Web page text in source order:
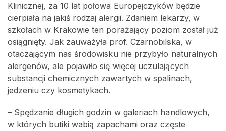
Klinicznej, za 10 lat połowa Europejczyków będzie
cierpiała na jakiś rodzaj alergii. Zdaniem lekarzy, w
szkołach w Krakowie ten porażający poziom został już
osiągnięty. Jak zauważyła prof. Czarnobilska, w
otaczającym nas środowisku nie przybyło naturalnych
alergenów, ale pojawiło się więcej uczulających
substancji chemicznych zawartych w spalinach,
jedzeniu czy kosmetykach.
– Spędzanie długich godzin w galeriach handlowych,
w których butiki wabią zapachami oraz częste